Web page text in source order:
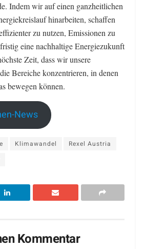
Indem wir auf einen ganzheitlichen
hinarbeiten, schaffen
zu nutzen, Emissionen zu
eine nachhaltige Energiezukunft
Zeit, dass wir unsere
Bereiche konzentrieren, in denen
bewegen können.
News
Klimawandel
Rexel Austria
Kommentar